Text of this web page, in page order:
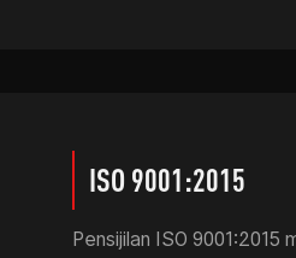
ISO 9001:2015
Pensijilan ISO 9001:2015